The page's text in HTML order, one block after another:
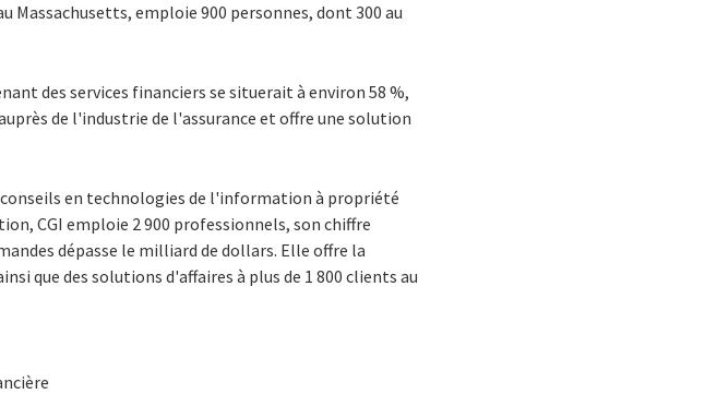
Massachusetts, emploie 900 personnes, dont 300 au
des services financiers se situerait à environ 58 %,
de l'industrie de l'assurance et offre une solution
en technologies de l'information à propriété
CGI emploie 2 900 professionnels, son chiffre
dépasse le milliard de dollars. Elle offre la
que des solutions d'affaires à plus de 1 800 clients au